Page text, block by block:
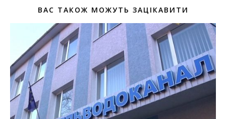
ВАС ТАКОЖ МОЖУТЬ ЗАЦІКАВИТИ